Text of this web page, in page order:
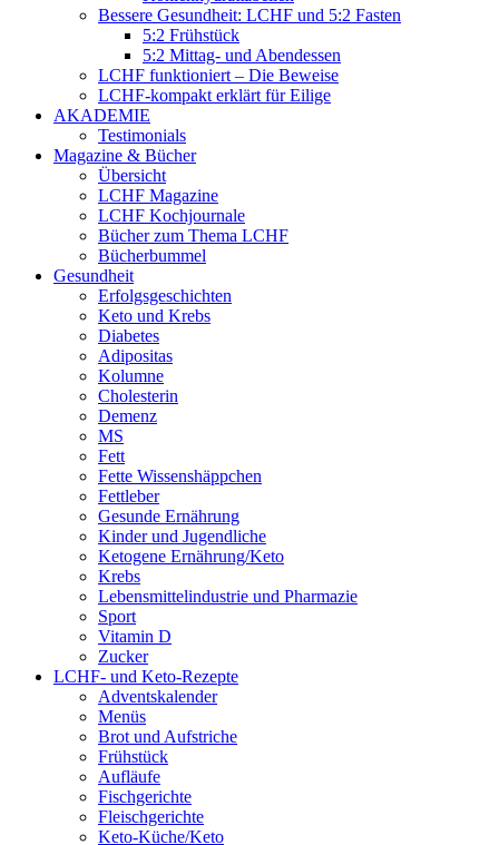
Bessere Gesundheit: LCHF und 5:2 Fasten
5:2 Frühstück
5:2 Mittag- und Abendessen
LCHF funktioniert – Die Beweise
LCHF-kompakt erklärt für Eilige
AKADEMIE
Testimonials
Magazine & Bücher
Übersicht
LCHF Magazine
LCHF Kochjournale
Bücher zum Thema LCHF
Bücherbummel
Gesundheit
Erfolgsgeschichten
Keto und Krebs
Diabetes
Adipositas
Kolumne
Cholesterin
Demenz
MS
Fett
Fette Wissenshäppchen
Fettleber
Gesunde Ernährung
Kinder und Jugendliche
Ketogene Ernährung/Keto
Krebs
Lebensmittelindustrie und Pharmazie
Sport
Vitamin D
Zucker
LCHF- und Keto-Rezepte
Adventskalender
Menüs
Brot und Aufstriche
Frühstück
Aufläufe
Fischgerichte
Fleischgerichte
Keto-Küche/Keto